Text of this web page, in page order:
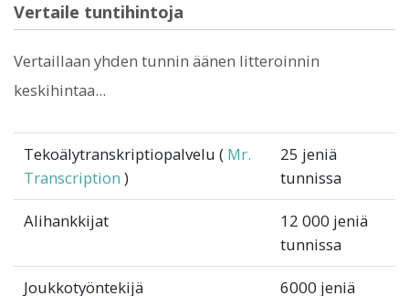
Vertaile tuntihintoja
Vertaillaan yhden tunnin äänen litteroinnin
keskihintaa...
Tekoälytranskriptiopalvelu ( Mr.
Transcription )
25 jeniä
tunnissa
Alihankkijat
12 000 jeniä
tunnissa
Joukkotyöntekijä
6000 jeniä